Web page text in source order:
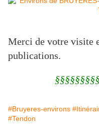
Merci de votre visite
publications.
#Bruyeres-environs
#Tendon